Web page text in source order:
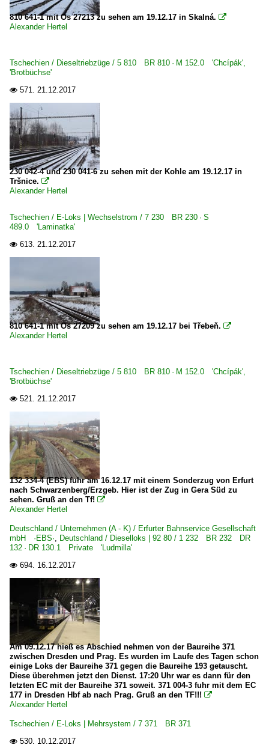
ICE 2 BR 402 · 5 402 · 5 805-808 Triebköpfe oder Züge
1 430 BR 430 ·Flirt 3 (sechsteilig)·
Schmalspurbahnen
Strecken | KBS 500-599
536 Annaberg-Buchholz – Schwarzenberg
555 Gera – Triptis – Weida – Saalfeld
Altmark-Rail GmbH, Oebisfelde-Weferlingen ·AMR·
BBL Logistik GmbH, Hannover
Captrain - Hörseltalbahn GmbH, Eisenach ·HTB·
Cargo Logistik Rail-Service ·CLR·
Centralbahn GmbH, Mönchengladbach ·CBB·
CTHS Container Terminal Halle Saale
EfW-Verkehrsgesellschaft mbH, Frechen
Eisenbahngesellschaft Potsdam ·EGP·
Erfurter Bahnservice Gesellschaft mbH ·EBS·
Flex Bahndienstleistungen GmbH, Leipzig
Havelländische Eisenbahn AG ·HVLE·
Internationale Gesellschaft für Eisenbahnverkehr,
Leipziger Eisenbahnverkehrsgesellschaft mbH ·LEG·
Mitteldeutsche Eisenbahn GmbH, Schkopau ·MEG·
Neckar-Schwarzwald-Alb Eisenbahnverkehrsgesellschaft
PRESS Eisenbahn-Bau- und Betriebsgesellschaft
RailAdventure GmbH, München ·RADVE·
Railsystems RP GmbH, Gotha ·RPRS·
RBH Logistics GmbH, Gladbeck
Starkenberger Baustoffwerke GmbH ·SBW·STARK·
Stock - Transport - e. K., Inh. Michael Stock, Bodenheim
Triangula Logistik GmbH ·TRG·
810 641-1 mit Os 27213 zu sehen am 19.12.17 in Skalná. 
Alexander Hertel
Tschechien / Dieseltriebzüge / 5 810 BR 810 · M 152.0 'Chcípák',
'Brotbüchse'
 571. 21.12.2017
230 042-4 und 230 041-6 zu sehen mit der Kohle am 19.12.17 in
Tršnice. 
Alexander Hertel
Tschechien / E-Loks | Wechselstrom / 7 230 BR 230 · S
489.0 'Laminatka'
 613. 21.12.2017
810 641-1 mit Os 27209 zu sehen am 19.12.17 bei Třebeň. 
Alexander Hertel
Tschechien / Dieseltriebzüge / 5 810 BR 810 · M 152.0 'Chcípák',
'Brotbüchse'
 521. 21.12.2017
132 334-4 (EBS) fuhr am 16.12.17 mit einem Sonderzug von Erfurt
nach Schwarzenberg/Erzgeb. Hier ist der Zug in Gera Süd zu
sehen. Gruß an den Tf! 
Alexander Hertel
Deutschland / Unternehmen (A - K) / Erfurter Bahnservice Gesellschaft
mbH ·EBS·, Deutschland / Dieselloks | 92 80 / 1 232 BR 232 DR
132 · DR 130.1 Private 'Ludmilla'
 694. 16.12.2017
Am 09.12.17 hieß es Abschied nehmen von der Baureihe 371
zwischen Dresden und Prag. Es wurden im Laufe des Tagen schon
einige Loks der Baureihe 371 gegen die Baureihe 193 getauscht.
Diese überehmen jetzt den Dienst. 17:20 Uhr war es dann für den
letzten EC mit der Baureihe 371 soweit. 371 004-3 fuhr mit dem EC
177 in Dresden Hbf ab nach Prag. Gruß an den TF!!! 
Alexander Hertel
Tschechien / E-Loks | Mehrsystem / 7 371 BR 371
 530. 10.12.2017